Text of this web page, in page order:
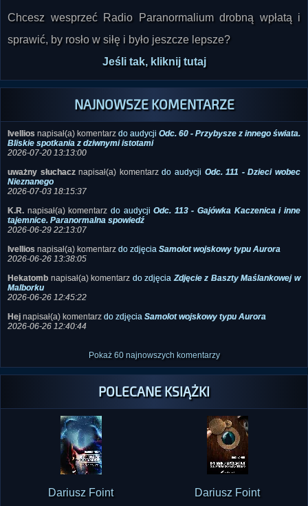
NAJNOWSZE KOMENTARZE
Ivellios napisał(a) komentarz do audycji
Odc. 60 - Przybysze z innego świata.
Bliskie spotkania z dziwnymi istotami
2026-07-20 13:13:00
uważny słuchacz
napisał(a) komentarz do audycji Odc. 111 - Dzieci wobec
Nieznanego
2026-07-03 18:15:37
K.R.
napisał(a) komentarz do audycji
Odc. 113 - Gajówka Kaczenica i inne
tajemnice. Paranormalna spowiedź
2026-06-29 22:13:07
Ivelliosnapisał(a) komentarzdo zdjęciaSamolot wojskowy typu Aurora
2026-06-26 13:38:05
Hekatomb napisał(a) komentarz do zdjęcia Zdjęcie z Baszty Maślankowej w
Malborku
2026-06-26 12:45:22
napisał(a) komentarz do zdjęcia
Samolot wojskowy typu Aurora
Pokaż 60 najnowszych komentarzy
POLECANE KSIĄŻKI